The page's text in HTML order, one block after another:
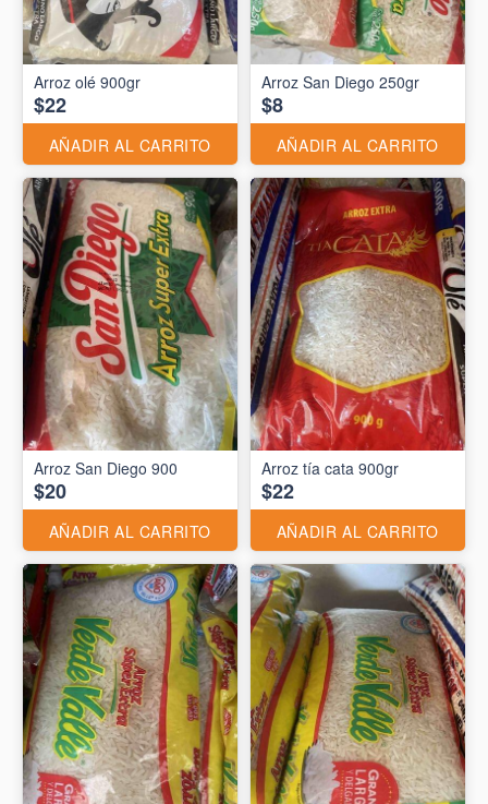
Arroz olé 900gr
$22
AÑADIR AL CARRITO
Arroz San Diego 250gr
$8
AÑADIR AL CARRITO
Arroz San Diego 900
$20
AÑADIR AL CARRITO
Arroz tía cata 900gr
$22
AÑADIR AL CARRITO